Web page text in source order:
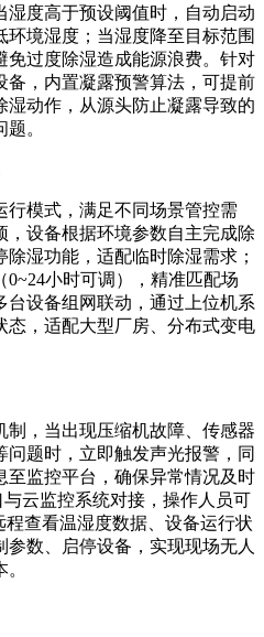
度高于预设阈值时，自动启动
境湿度；当湿度降至目标范围
免过度除湿造成能源浪费。针对
备，内置凝露预警算法，可提前
动作，从源头防止凝露导致的
。
行模式，满足不同场景管控需
设备根据环境参数自主完成除
湿功能，适配临时除湿需求；
小时可调），精准匹配场
设备组网联动，通过上位机系
态，适配大型厂房、分布式变电
制，当出现压缩机故障、传感器
问题时，立即触发声光报警，同
至监控平台，确保异常情况及时
云监控系统对接，操作人员可
查看温湿度数据、设备运行状
数、启停设备，实现现场无人